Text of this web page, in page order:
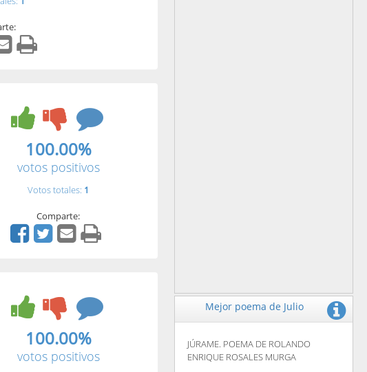
100.00%
votos positivos
Votos totales: 1
Comparte:
100.00%
votos positivos
Mejor poema de Julio
JÚRAME. POEMA DE ROLANDO
ENRIQUE ROSALES MURGA